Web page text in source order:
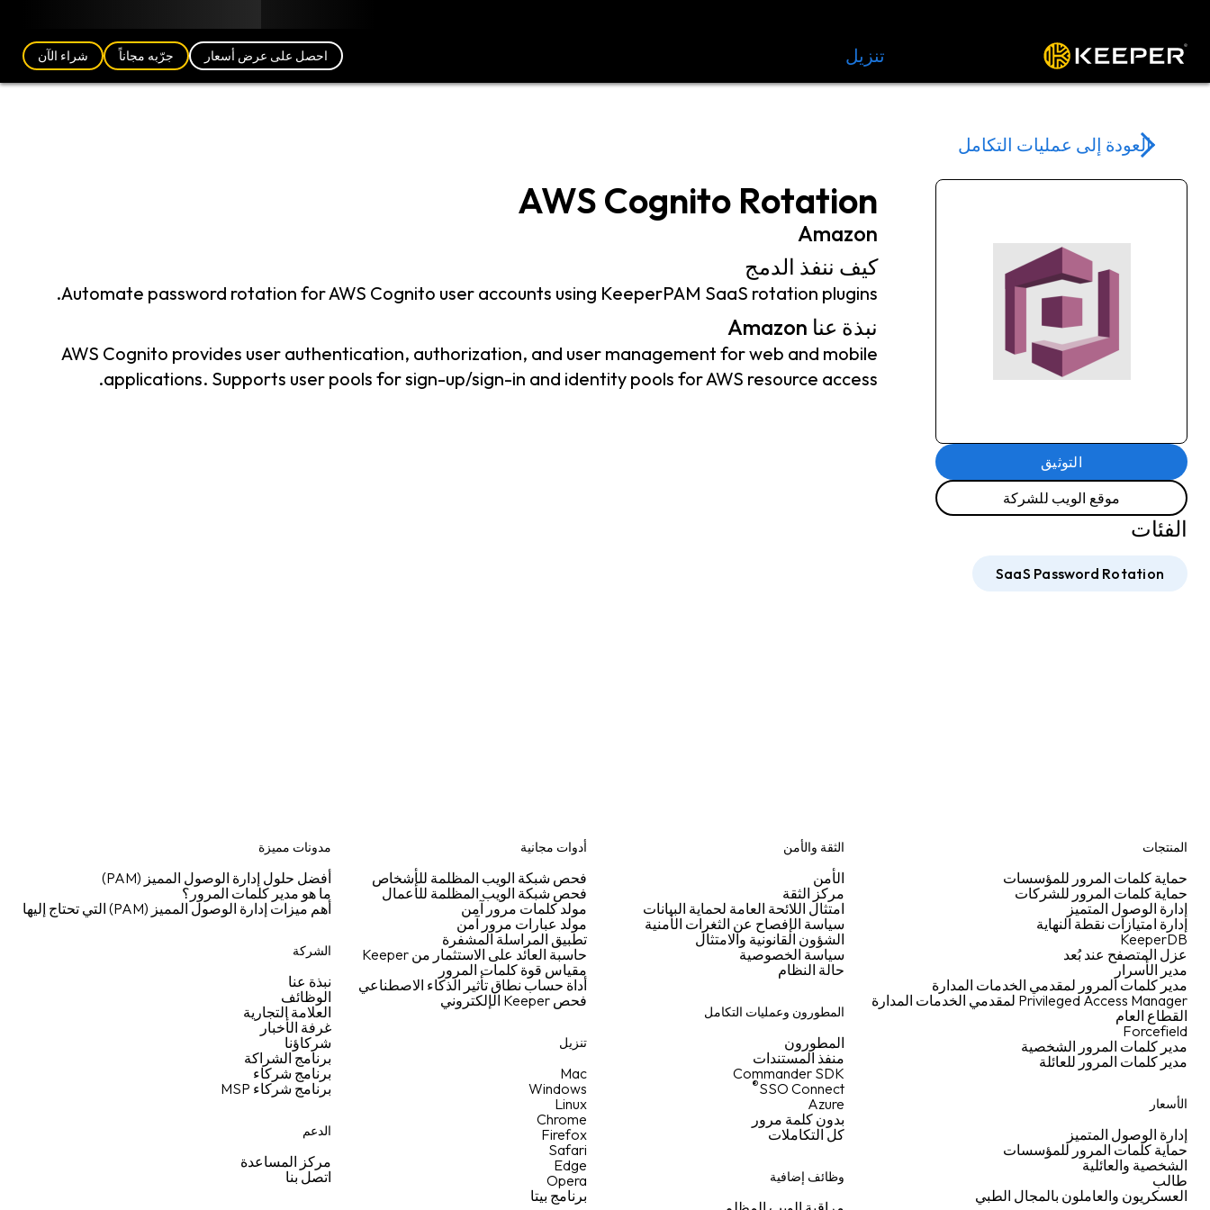
تنزيل احصل على عرض أسعار جرّبه مجاناً شراء الآن
العودة إلى عمليات التكامل
التوثيق
موقع الويب للشركة
الفئات
SaaS Password Rotation
AWS Cognito Rotation
Amazon
كيف ننفذ الدمج
Automate password rotation for AWS Cognito user accounts using KeeperPAM SaaS rotation plugins.
نبذة عنا Amazon
AWS Cognito provides user authentication, authorization, and user management for web and mobile
applications. Supports user pools for sign-up/sign-in and identity pools for AWS resource access.
المنتجات
حماية كلمات المرور للمؤسسات
حماية كلمات المرور للشركات
إدارة الوصول المتميز
إدارة امتيازات نقطة النهاية
KeeperDB
عزل المتصفح عند بُعد
مدير الأسرار
مدير كلمات المرور لمقدمي الخدمات المدارة
Privileged Access Manager لمقدمي الخدمات المدارة
القطاع العام
Forcefield
مدير كلمات المرور الشخصية
مدير كلمات المرور للعائلة
الأسعار
إدارة الوصول المتميز
حماية كلمات المرور للمؤسسات
الشخصية والعائلية
طالب
العسكريون والعاملون بالمجال الطبي
الثقة والأمن
الأمن
مركز الثقة
امتثال اللائحة العامة لحماية البيانات
سياسة الإفصاح عن الثغرات الأمنية
الشؤون القانونية والامتثال
سياسة الخصوصية
حالة النظام
المطورون وعمليات التكامل
المطورون
منفذ المستندات
Commander SDK
SSO Connect
®
Azure
بدون كلمة مرور
كل التكاملات
وظائف إضافية
أدوات مجانية
فحص شبكة الويب المظلمة للأشخاص
فحص شبكة الويب المظلمة للأعمال
مولد كلمات مرور آمن
مولد عبارات مرور آمن
تطبيق المراسلة المشفرة
حاسبة العائد على الاستثمار من Keeper
مقياس قوة كلمات المرور
أداة حساب نطاق تأثير الذكاء الاصطناعي
فحص Keeper الإلكتروني
تنزيل
Mac
Windows
Linux
Chrome
Firefox
Safari
Edge
Opera
برنامج بيتا
مدونات مميزة
أفضل حلول إدارة الوصول المميز (PAM)
ما هو مدير كلمات المرور؟
أهم ميزات إدارة الوصول المميز (PAM) التي تحتاج إليها
الشركة
نبذة عنا
الوظائف
العلامة التجارية
غرفة الأخبار
شركاؤنا
برنامج الشراكة
برنامج شركاء
برنامج شركاء MSP
الدعم
مركز المساعدة
اتصل بنا